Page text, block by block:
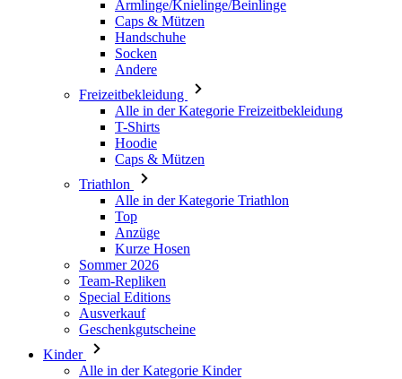
Armlinge/Knielinge/Beinlinge
Caps & Mützen
Handschuhe
Socken
Andere
Freizeitbekleidung
Alle in der Kategorie Freizeitbekleidung
T-Shirts
Hoodie
Caps & Mützen
Triathlon
Alle in der Kategorie Triathlon
Top
Anzüge
Kurze Hosen
Sommer 2026
Team-Repliken
Special Editions
Ausverkauf
Geschenkgutscheine
Kinder
Alle in der Kategorie Kinder